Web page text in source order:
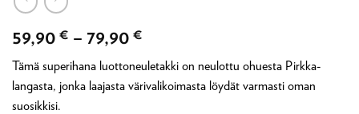
59,90 € – 79,90 €
59,90 €
-
79,90 €
Tämä superihana luottoneuletakki on neulottu ohuesta Pirkka-
langasta, jonka laajasta värivalikoimasta löydät varmasti oman
suosikkisi.